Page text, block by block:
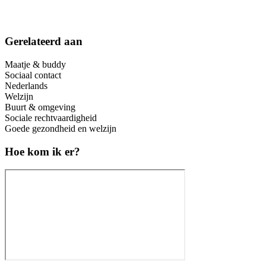
Gerelateerd aan
Maatje & buddy
Sociaal contact
Nederlands
Welzijn
Buurt & omgeving
Sociale rechtvaardigheid
Goede gezondheid en welzijn
Hoe kom ik er?